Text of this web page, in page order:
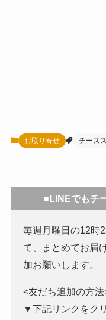
お取り寄せ チーズ
■LINEでもチ
毎週月曜日の12時
て、まとめてお届
加お願いします。
<友だち追加の方法
▼下記リンクをク